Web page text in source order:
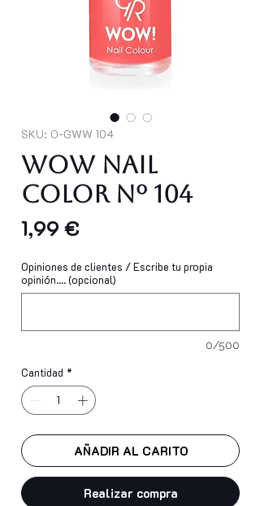
SKU: O-GWW 104
WOW Nail
Color Nº 104
1,99 €
Opiniones de clientes / Escribe tu propia
opinión.... (opcional)
0/500
Cantidad *
AÑADIR AL CARITO
Realizar compra